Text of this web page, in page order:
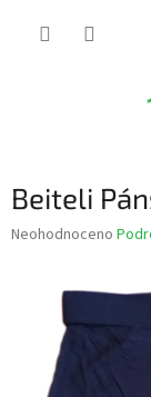
Beiteli
Průměrné
hvězdiček.
Neohodnoceno